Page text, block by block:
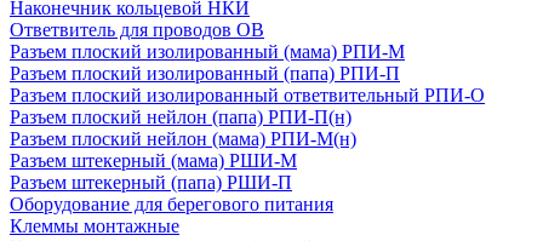
Наконечник кольцевой НКИ
Ответвитель для проводов ОВ
Разъем плоский изолированный (мама) РПИ-М
Разъем плоский изолированный (папа) РПИ-П
Разъем плоский изолированный ответвительный РПИ-О
Разъем плоский нейлон (папа) РПИ-П(н)
Разъем плоский нейлон (мама) РПИ-М(н)
Разъем штекерный (мама) РШИ-М
Разъем штекерный (папа) РШИ-П
Оборудование для берегового питания
Клеммы монтажные